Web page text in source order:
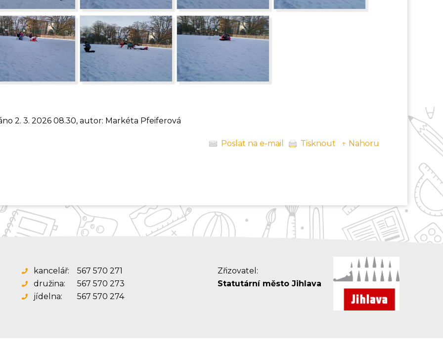
2. 3. 2026 08.30, autor: Markéta Pfeiferová
Poslat na e-mail Tisknout ↑ Nahoru
kancelář:
567 570 271
družina:
567 570 273
jídelna:
567 570 274
Zřizovatel:
Statutární město Jihlava